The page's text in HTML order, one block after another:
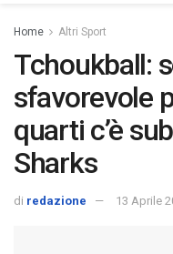
Home Altri Sport
Tchoukball:
sfavorevole
quarti c’è
Sharks
di redazione 13 Aprile